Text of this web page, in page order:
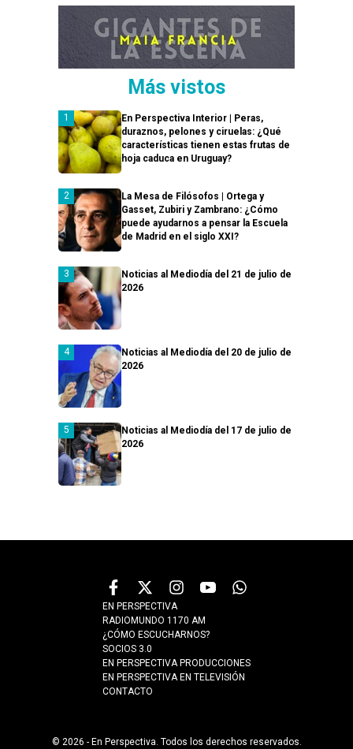
Más vistos
En Perspectiva Interior | Peras,
duraznos, pelones y ciruelas: ¿Qué
características tienen estas frutas de
hoja caduca en Uruguay?
La Mesa de Filósofos | Ortega y
Gasset, Zubiri y Zambrano: ¿Cómo
puede ayudarnos a pensar la Escuela
de Madrid en el siglo XXI?
Noticias al Mediodía del 21 de julio de
2026
Noticias al Mediodía del 20 de julio de
2026
Noticias al Mediodía del 17 de julio de
2026
EN PERSPECTIVA
RADIOMUNDO 1170 AM
¿CÓMO ESCUCHARNOS?
SOCIOS 3.0
EN PERSPECTIVA PRODUCCIONES
EN PERSPECTIVA EN TELEVISIÓN
CONTACTO
© 2026 - En Perspectiva. Todos los derechos reservados.